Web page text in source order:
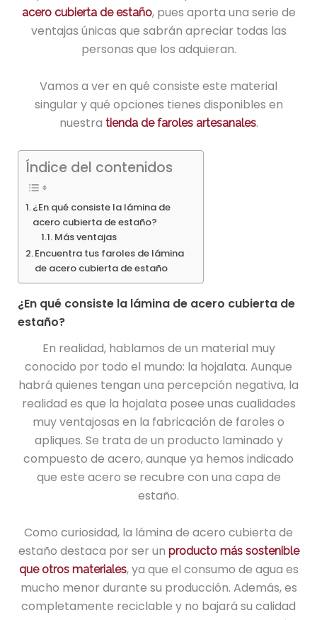
acero cubierta de estaño, pues aporta una serie de
ventajas únicas que sabrán apreciar todas las
personas que los adquieran.
Vamos a ver en qué consiste este material
singular y qué opciones tienes disponibles en
nuestra tienda de faroles artesanales.
Índice del contenidos
¿En qué consiste la lámina de
acero cubierta de estaño?
Más ventajas
Encuentra tus faroles de lámina
de acero cubierta de estaño
¿En qué consiste la lámina de acero cubierta de
estaño?
En realidad, hablamos de un material muy
conocido por todo el mundo: la hojalata. Aunque
habrá quienes tengan una percepción negativa, la
realidad es que la hojalata posee unas cualidades
muy ventajosas en la fabricación de faroles o
apliques. Se trata de un producto laminado y
compuesto de acero, aunque ya hemos indicado
que este acero se recubre con una capa de
estaño.
Como curiosidad, la lámina de acero cubierta de
estaño destaca por ser un producto más sostenible
que otros materiales, ya que el consumo de agua es
mucho menor durante su producción. Además, es
completamente reciclable y no bajará su calidad